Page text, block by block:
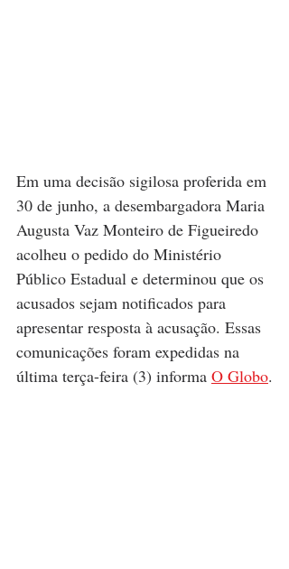
Em uma decisão sigilosa proferida em
30 de junho, a desembargadora Maria
Augusta Vaz Monteiro de Figueiredo
acolheu o pedido do Ministério
Público Estadual e determinou que os
acusados sejam notificados para
apresentar resposta à acusação. Essas
comunicações foram expedidas na
última terça-feira (3) informa O Globo.